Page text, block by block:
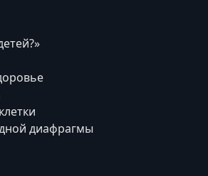
диафрагмы